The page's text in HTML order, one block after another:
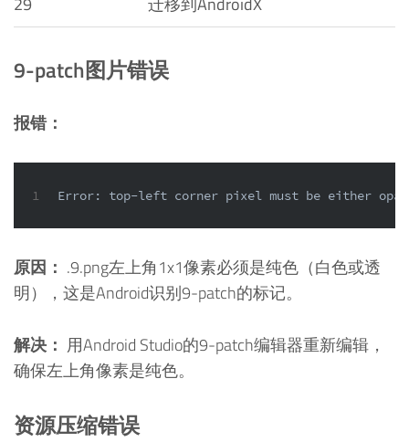
9-patch图片错误
报错：
1 Error: top-left corner pixel must be either
原因： .9.png左上角1x1像素必须是纯色（白色或透
明），这是Android识别9-patch的标记。
解决： 用Android Studio的9-patch编辑器重新编辑，
确保左上角像素是纯色。
资源压缩错误